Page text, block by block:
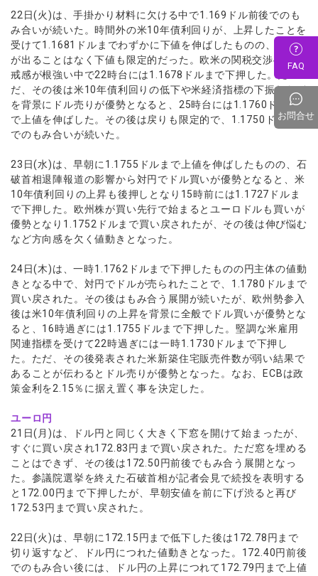
22日(火)は、手掛かり材料に欠ける中で1.169ドル前後でのも
み合いが続いた。時間外の米10年債利回りが、上昇したことを
受けて1.1681ドルまでわずかに下値を伸ばしたものの、方向感
が出ることはなく下値も限定的だった。欧米の関税交渉への警
戒感が根強い中で22時台には1.1678ドルまで下押した。た
だ、その後は米10年債利回りの低下や米経済指標の下振れなど
を背景にドル売りが優勢となると、25時台には1.1760ドルま
で上値を伸ばした。その後は戻りも限定的で、1.1750ドル前後
でのもみ合いが続いた。
23日(水)は、早朝に1.1755ドルまで上値を伸ばしたものの、石
破首相退陣報道の影響から対円でドル買いが優勢となると、米
10年債利回りの上昇も後押しとなり15時前には1.1727ドルま
で下押した。欧州株が買い先行で始まるとユーロドルも買いが
優勢となり1.1752ドルまで買い戻されたが、その後は伸び悩む
など方向感を欠く値動きとなった。
24日(木)は、一時1.1762ドルまで下押したものの円主体の値動
きとなる中で、対円でドルが売られたことで、1.1780ドルまで
買い戻された。その後はもみ合う展開が続いたが、欧州勢参入
後は米10年債利回りの上昇を背景に全般でドル買いが優勢とな
ると、16時過ぎには1.1755ドルまで下押した。堅調な米雇用
関連指標を受けて22時過ぎには一時1.1730ドルまで下押し
た。ただ、その後発表された米新築住宅販売件数が弱い結果で
あることが伝わるとドル売りが優勢となった。なお、ECBは政
策金利を2.15％に据え置く事を決定した。
ユーロ円
21日(月)は、ドル円と同じく大きく下窓を開けて始まったが、
すぐに買い戻され172.83円まで買い戻された。ただ窓を埋める
ことはできず、その後は172.50円前後でもみ合う展開となっ
た。参議院選挙を終えた石破首相が記者会見で続投を表明する
と172.00円まで下押したが、早朝安値を前に下げ渋ると再び
172.53円まで買い戻された。
22日(火)は、早朝に172.15円まで低下した後は172.78円まで
切り返すなど、ドル円につれた値動きとなった。172.40円前後
でのもみ合い後には、ドル円の上昇につれて172.79円まで上値
FAQ
お問合せ